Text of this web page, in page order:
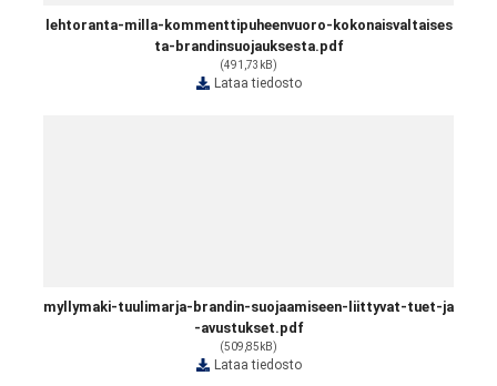
lehtoranta-milla-kommenttipuheenvuoro-kokonaisvaltaises
ta-brandinsuojauksesta.pdf
(491,73kB)
Lataa tiedosto
myllymaki-tuulimarja-brandin-suojaamiseen-liittyvat-tuet-ja
-avustukset.pdf
(509,85kB)
Lataa tiedosto